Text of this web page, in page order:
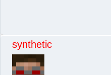
synthetic